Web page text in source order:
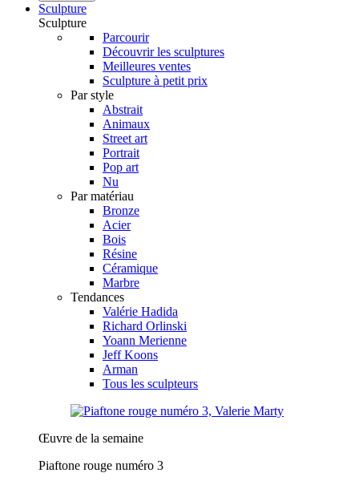
Sculpture
Sculpture
Parcourir
Découvrir les sculptures
Meilleures ventes
Sculpture à petit prix
Par style
Abstrait
Animaux
Street art
Portrait
Pop art
Nu
Par matériau
Bronze
Acier
Bois
Résine
Céramique
Marbre
Tendances
Valérie Hadida
Richard Orlinski
Yoann Merienne
Jeff Koons
Arman
Tous les sculpteurs
Œuvre de la semaine
Piaftone rouge numéro 3